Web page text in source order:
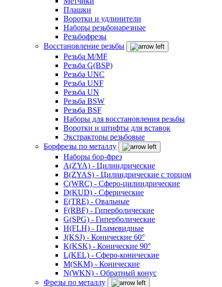
Плашки
Воротки и удлинители
Наборы резьбонарезные
Резьбофрезы
Восстановление резьбы
Резьба M/MF
Резьба G(BSP)
Резьба UNC
Резьба UNF
Резьба UN
Резьба BSW
Резьба BSF
Наборы для восстановления резьбы
Воротки и штифты для вставок
Экстракторы резьбовые
Борфрезы по металлу
Наборы бор-фрез
A(ZYA) - Цилиндрические
B(ZYAS) - Цилиндрические с торцом
C(WRC) - Сферо-цилиндрические
D(KUD) - Сферические
E(TRE) - Овальные
F(RBF) - Гиперболические
G(SPG) - Гиперболические
H(FLH) - Пламевидные
J(KSJ) - Конические 60°
K(KSK) - Конические 90°
L(KEL) - Сферо-конические
M(SKM) - Конические
N(WKN) - Обратный конус
Фрезы по металлу